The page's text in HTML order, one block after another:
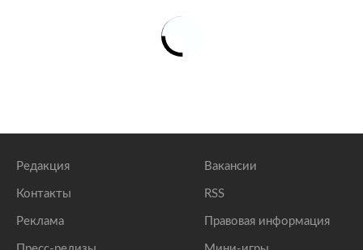
Редакция
Контакты
Реклама
Вакансии
RSS
Правовая информация